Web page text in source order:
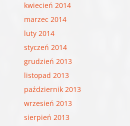
kwiecień 2014
marzec 2014
luty 2014
styczeń 2014
grudzień 2013
listopad 2013
październik 2013
wrzesień 2013
sierpień 2013